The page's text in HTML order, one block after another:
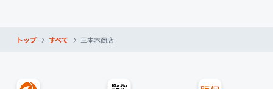
トップ すべて 三本木商店